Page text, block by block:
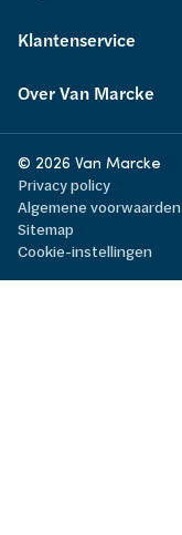
Klantenservice
Over Van Marcke
© 2026 Van Marcke
Privacy policy
Algemene voorwaarden
Sitemap
Cookie-instellingen